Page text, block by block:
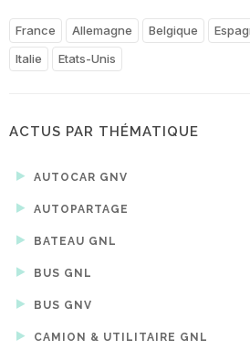
France Allemagne Belgique
Italie
Etats-Unis
ACTUS PAR THÉMATIQUE
AUTOCAR GNV
AUTOPARTAGE
BATEAU GNL
BUS GNL
BUS GNV
CAMION & UTILITAIRE GNL